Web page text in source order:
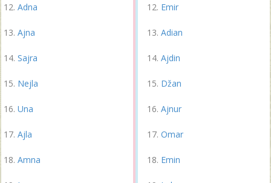
Adna
Ajna
Sajra
Nejla
Una
Ajla
Amna
Emir
Adian
Ajdin
Džan
Ajnur
Omar
Emin